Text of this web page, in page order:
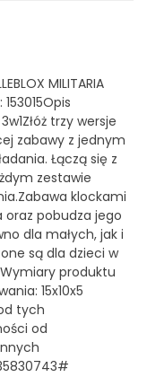
MILITARIA
trzy wersje
zabawy z jednym
Łączą się z
zestawie
klockami
oraz pobudza jego
dla małych, jak i
są dla dzieci w
produktu
15x10x5
tych
od